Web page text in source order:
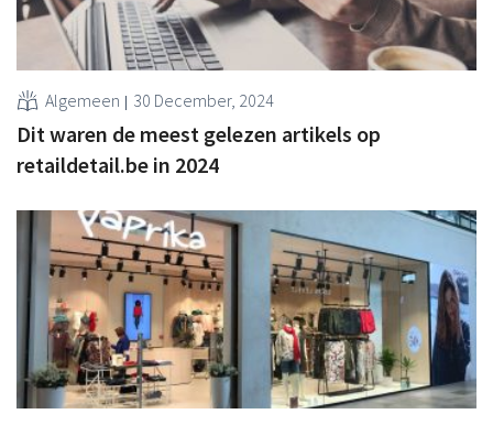
Algemeen 30 December, 2024
Dit waren de meest gelezen artikels op
retaildetail.be in 2024